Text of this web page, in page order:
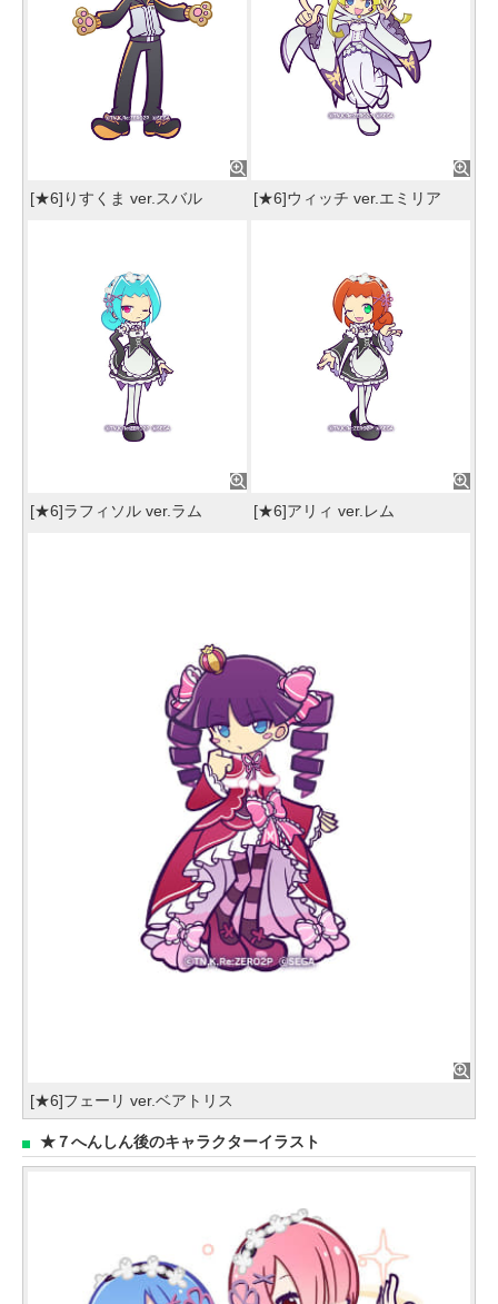
[★6]りすくま ver.スバル [★6]ウィッチ ver.エミリア
[★6]ラフィソル ver.ラム [★6]アリィ ver.レム
[★6]フェーリ ver.ベアトリス
★７へんしん後のキャラクターイラスト